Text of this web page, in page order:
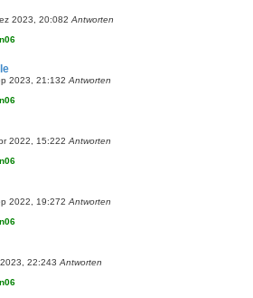
2023, 20:082 Antworten
2023, 21:132 Antworten
2022, 15:222 Antworten
2022, 19:272 Antworten
22:243 Antworten